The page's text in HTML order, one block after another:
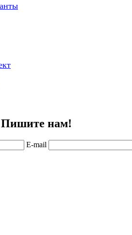
Пишите нам!
E-mail